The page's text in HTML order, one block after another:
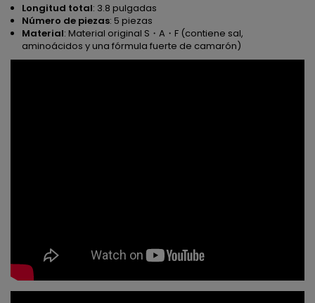
Longitud total: 3.8 pulgadas
Número de piezas: 5 piezas
Material: Material original S・A・F (contiene sal,
aminoácidos y una fórmula fuerte de camarón)